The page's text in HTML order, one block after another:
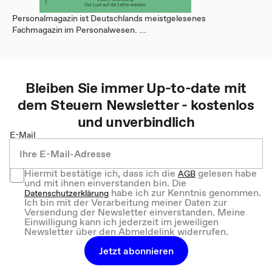
Personalmagazin ist Deutschlands meistgelesenes
Fachmagazin im Personalwesen. ...
Bleiben Sie immer Up-to-date mit
demSteuern Newsletter - kostenlos
und unverbindlich
E-Mail
Hiermit bestätige ich, dass ich dieAGBgelesen habe
und mit ihnen einverstanden bin. Die
Datenschutzerklärung habe ich zur Kenntnis genommen.
Ich bin mit der Verarbeitung meiner Daten zur
Versendung der Newsletter einverstanden. Meine
Einwilligung kann ich jederzeit im jeweiligen
Newsletter über den Abmeldelink widerrufen.
Jetzt abonnieren